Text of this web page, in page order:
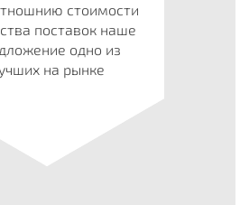
стоимости
поставок наше
одно из
на рынке